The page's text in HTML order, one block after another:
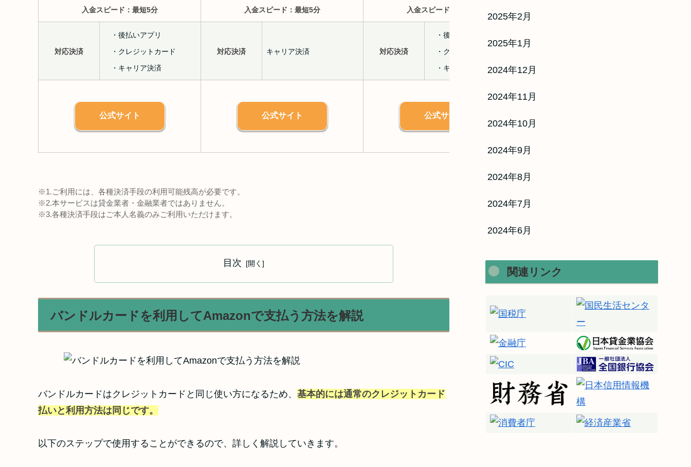
入金スピード：最短5分
入金スピード：最短5分
入金スピード：
対応決済
・後払いアプリ
・クレジットカード
・キャリア決済
対応決済 キャリア決済 対応決済
・後払いアプリ
・クレジットカード
・キャリア決済
公式サイト 公式サイト 公式サイト
※1.ご利用には、各種決済手段の利用可能残高が必要です。
※2.本サービスは貸金業者・金融業者ではありません。
※3.各種決済手段はご本人名義のみご利用いただけます。
目次
バンドルカードを利用してAmazonで支払う方法を解説
バンドルカードはクレジットカードと同じ使い方になるため、 基本的には通常のクレジットカード
払いと利用方法は同じです。
以下のステップで使用することができるので、詳しく解説していきます。
2025年2月
2025年1月
2024年12月
2024年11月
2024年10月
2024年9月
2024年8月
2024年7月
2024年6月
関連リンク